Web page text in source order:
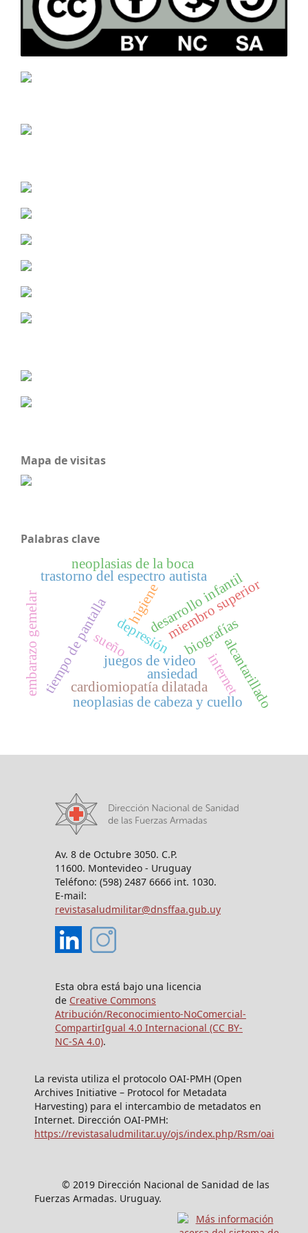
Mapa de visitas
Palabras clave
biografías
juegos de video
ansiedad
depresión
desarrollo infantil
internet
sueño
tiempo de pantalla
trastorno del espectro autista
neoplasias de cabeza y cuello
neoplasias de la boca
alcantarillado
higiene
embarazo gemelar miembro superior
cardiomiopatía dilatada
Av. 8 de Octubre 3050. C.P.
11600. Montevideo - Uruguay
Teléfono: (598) 2487 6666 int. 1030.
E-mail:
revistasaludmilitar@dnsffaa.gub.uy
Esta obra está bajo una licencia
de Creative Commons
Atribución/Reconocimiento-NoComercial-
CompartirIgual 4.0 Internacional (CC BY-
NC-SA 4.0).
La revista utiliza el protocolo OAI-PMH (Open
Archives Initiative – Protocol for Metadata
Harvesting) para el intercambio de metadatos en
Internet. Dirección OAI-PMH:
https://revistasaludmilitar.uy/ojs/index.php/Rsm/oai
© 2019 Dirección Nacional de Sanidad de las
Fuerzas Armadas. Uruguay.